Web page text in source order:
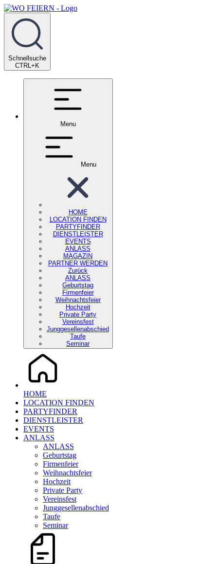
Schnellsuche
CTRL+K
Menu
Menu
HOME
LOCATION FINDEN
PARTYFINDER
DIENSTLEISTER
EVENTS
ANLASS
MAGAZIN
PARTNER WERDEN
Zurück
ANLASS
Geburtstag
Firmenfeier
Weihnachtsfeier
Hochzeit
Private Party
Vereinsfest
Junggesellenabschied
Taufe
Seminar
HOME
LOCATION FINDEN
PARTYFINDER
DIENSTLEISTER
EVENTS
ANLASS
ANLASS
Geburtstag
Firmenfeier
Weihnachtsfeier
Hochzeit
Private Party
Vereinsfest
Junggesellenabschied
Taufe
Seminar